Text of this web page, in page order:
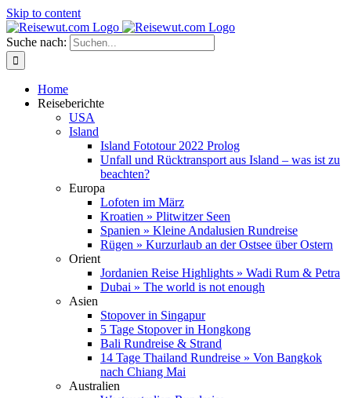
Skip to content
Suche nach:
Home
Reiseberichte
USA
Island
Island Fototour 2022 Prolog
Unfall und Rücktransport aus Island – was ist zu
beachten?
Europa
Lofoten im März
Kroatien » Plitwitzer Seen
Spanien » Kleine Andalusien Rundreise
Rügen » Kurzurlaub an der Ostsee über Ostern
Orient
Jordanien Reise Highlights » Wadi Rum & Petra
Dubai » The world is not enough
Asien
Stopover in Singapur
5 Tage Stopover in Hongkong
Bali Rundreise & Strand
14 Tage Thailand Rundreise » Von Bangkok
nach Chiang Mai
Australien